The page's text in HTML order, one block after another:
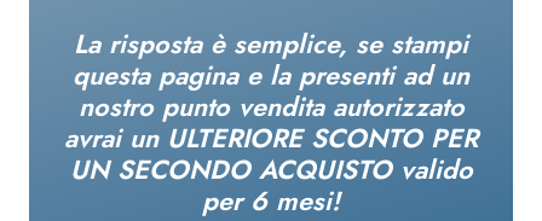
La risposta è semplice, se stampi
questa pagina e la presenti ad un
nostro punto vendita autorizzato
avrai un ULTERIORE SCONTO PER
UN SECONDO ACQUISTOvalido
per 6 mesi!